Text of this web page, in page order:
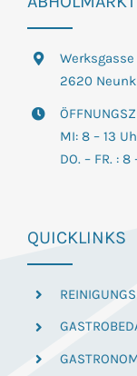
Werksgasse
2620
MI: 8 – 13
DO. – FR. : 8
QUICKLINKS